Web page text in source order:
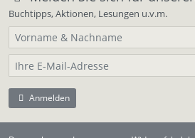
Buchtipps, Aktionen, Lesungen u.v.m.
Anmelden